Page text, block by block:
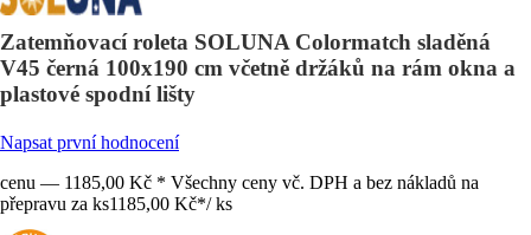
Zatemňovací roleta SOLUNA Colormatch sladěná
V45 černá 100x190 cm včetně držáků na rám okna a
plastové spodní lišty
Napsat první hodnocení
cenu — 1185,00 Kč * Všechny ceny vč. DPH a bez nákladů na
přepravu za ks1185,00 Kč*/ ks